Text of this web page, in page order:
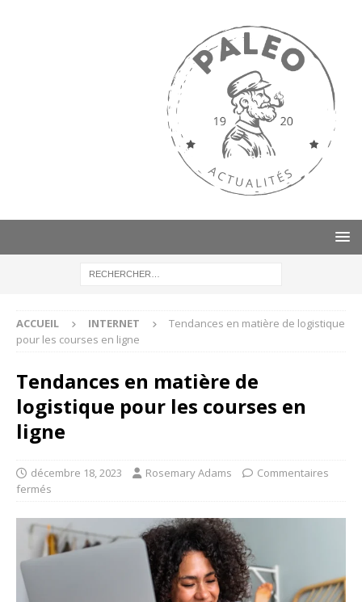
ACCUEIL INTERNET
Tendances en matière de logistique
pour les courses en ligne
Tendances en matière de
logistique pour les courses en
ligne
décembre 18, 2023 Rosemary Adams
Commentaires
fermés